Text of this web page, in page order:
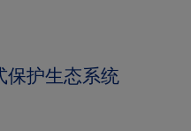
保护生态系统